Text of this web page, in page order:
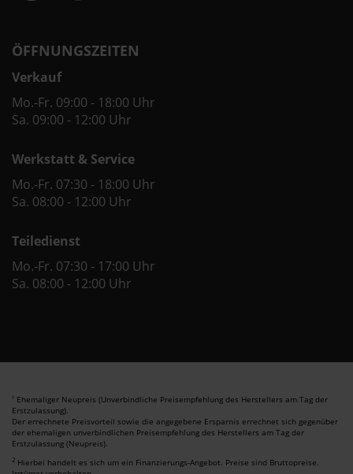
ÖFFNUNGSZEITEN
Verkauf
Mo.-Fr. 09:00 - 18:00 Uhr
Sa. 09:00 - 12:00 Uhr
Werkstatt & Service
Mo.-Fr. 07:30 - 18:00 Uhr
Sa. 08:00 - 12:00 Uhr
Teiledienst
Mo.-Fr. 07:30 - 17:00 Uhr
Sa. 08:00 - 12:00 Uhr
1 Ehemaliger Neupreis (Unverbindliche Preisempfehlung des Herstellers am Tag der
Erstzulassung).
Der errechnete Preisvorteil sowie die angegebene Ersparnis errechnet sich gegenüber
der ehemaligen unverbindlichen Preisempfehlung des Herstellers am Tag der
Erstzulassung (Neupreis).
2 Hierbei handelt es sich um ein Finanzierungs-Angebot. Preise sind Bruttopreise.